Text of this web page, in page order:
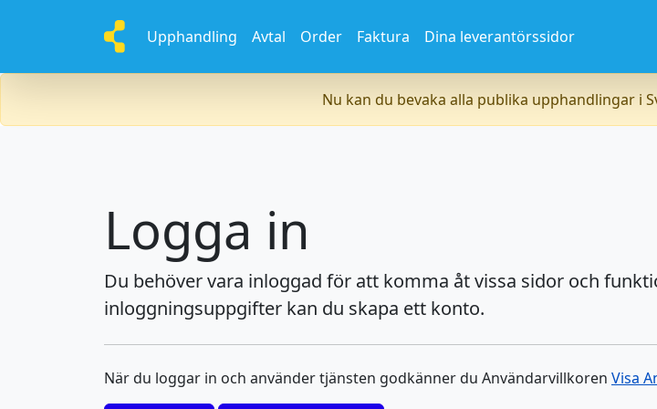
Upphandling Avtal Order Faktura Dina leverantörssidor
Nu kan du bevaka alla publika upphandlingar i
Logga in
Du behöver vara inloggad för att komma åt vissa sidor och
inloggningsuppgifter kan du skapa ett konto.
När du loggar in och använder tjänsten godkänner du Användarvillkoren Visa